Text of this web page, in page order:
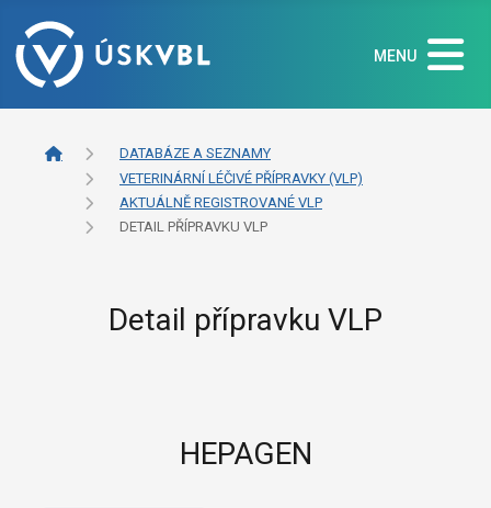
MENU
DATABÁZE A SEZNAMY
VETERINÁRNÍ LÉČIVÉ PŘÍPRAVKY (VLP)
AKTUÁLNĚ REGISTROVANÉ VLP
DETAIL PŘÍPRAVKU VLP
Detail přípravku VLP
HEPAGEN